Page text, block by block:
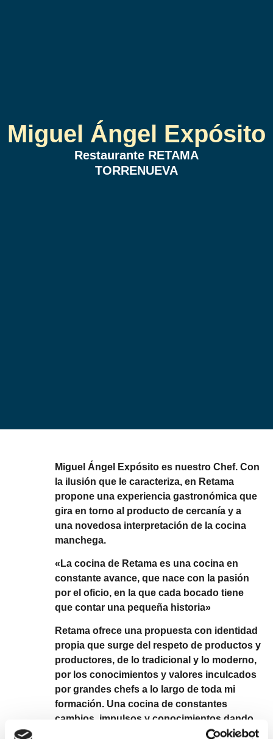
Miguel Ángel Expósito
Restaurante RETAMA
TORRENUEVA
Miguel Ángel Expósito es nuestro Chef. Con
la ilusión que le caracteriza, en Retama
propone una experiencia gastronómica que
gira en torno al producto de cercanía y a
una novedosa interpretación de la cocina
manchega.
«La cocina de Retama es una cocina en
constante avance, que nace con la pasión
por el oficio, en la que cada bocado tiene
que contar una pequeña historia»
Retama ofrece una propuesta con identidad
propia que surge del respeto de productos y
productores, de lo tradicional y lo moderno,
por los conocimientos y valores inculcados
por grandes chefs a lo largo de toda mi
formación. Una cocina de constantes
cambios, impulsos y conocimientos dando